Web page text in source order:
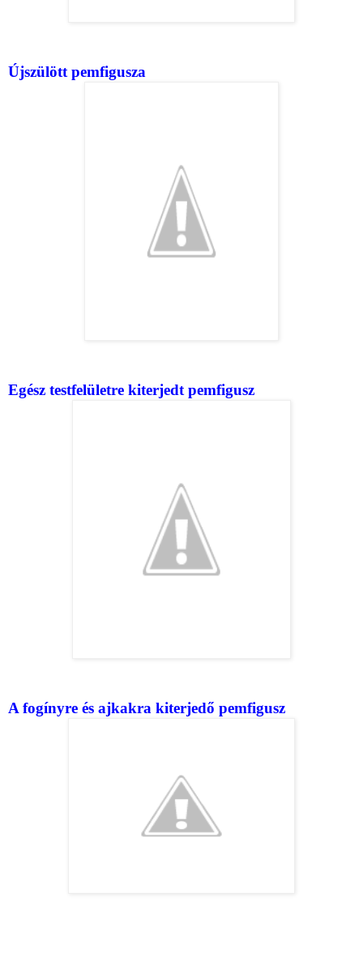
Újszülött pemfigusza
Egész testfelületre kiterjedt pemfigusz
A fogínyre és ajkakra kiterjedő pemfigusz